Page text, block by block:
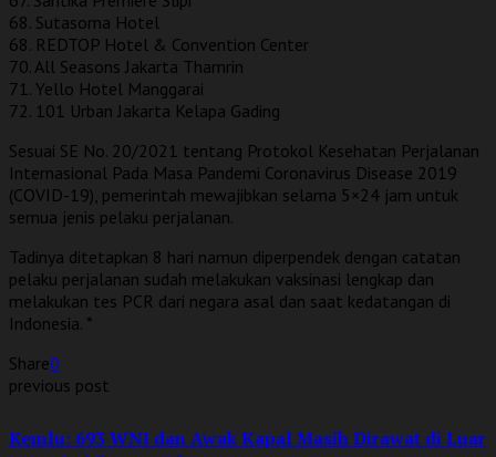
68. Sutasoma Hotel
68. REDTOP Hotel & Convention Center
70. All Seasons Jakarta Thamrin
71. Yello Hotel Manggarai
72. 101 Urban Jakarta Kelapa Gading
Sesuai SE No. 20/2021 tentang Protokol Kesehatan Perjalanan
Internasional Pada Masa Pandemi Coronavirus Disease 2019
(COVID-19), pemerintah mewajibkan selama 5×24 jam untuk
semua jenis pelaku perjalanan.
Tadinya ditetapkan 8 hari namun diperpendek dengan catatan
pelaku perjalanan sudah melakukan vaksinasi lengkap dan
melakukan tes PCR dari negara asal dan saat kedatangan di
Indonesia. *
Share0
previous post
Kemlu: 693 WNI dan Awak Kapal Masih Dirawat di Luar